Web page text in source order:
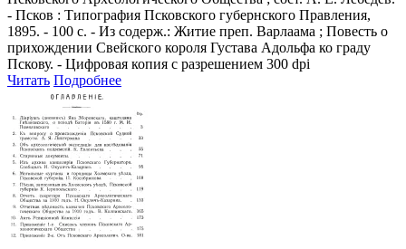
- Псков : Типография Псковского губернского Правления,
1895. - 100 с. - Из содерж.: Житие преп. Варлаама ; Повесть о
прихождении Свейского короля Густава Адольфа ко граду
Пскову. - Цифровая копия с разрешением 300 dpi
Читать Подробнее